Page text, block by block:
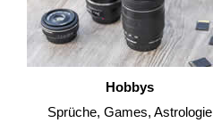
Hobbys
Sprüche, Games, Astrologie